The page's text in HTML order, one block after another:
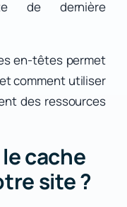
de dernière
en-têtes permet
comment utiliser
des ressources
cache
site ?